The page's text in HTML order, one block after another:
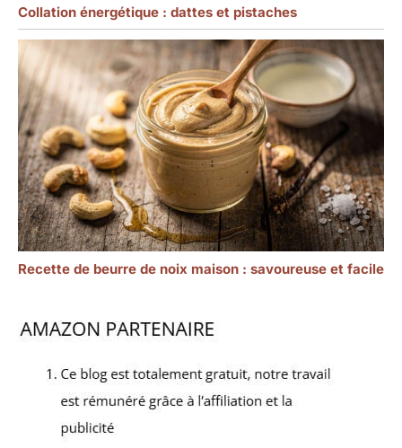
Collation énergétique : dattes et pistaches
Recette de beurre de noix maison : savoureuse et facile